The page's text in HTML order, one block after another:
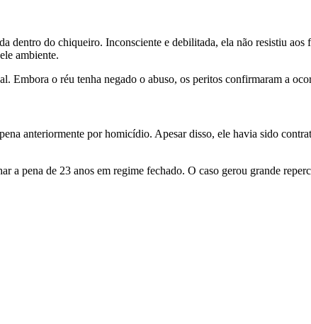
do chiqueiro. Inconsciente e debilitada, ela não resistiu
ambiente.
Embora o réu tenha negado o abuso, os peritos confirmaram a
anteriormente por homicídio. Apesar disso, ele havia sido
pena de 23 anos em regime fechado. O caso gerou grande